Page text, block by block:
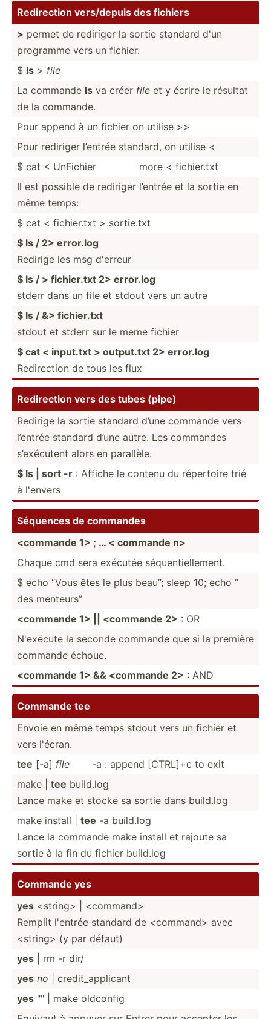
Redire­ction vers/d­epuis des fichiers
> permet de rediriger la sortie standard d'un
programme vers un fichier.
$ ls > file
La commande ls va créer file et y écrire le résultat
de la commande.
Pour append à un fichier on utilise >>
Pour rediriger l’entrée standard, on utilise <
$ cat < UnFichier
more < fichie­r.txt
Il est possible de rediriger l’entrée et la sortie en
même temps:
$ cat < fichie­r.txt > sortie.txt
$ ls / 2> error.log
Redirige les msg d'erreur
$ ls / > fichie­r.txt 2> error.log
stderr dans un file et stdout vers un autre
$ ls / &> fichie­r.txt
stdout et stderr sur le meme fichier
$ cat < input.txt > output.txt 2> error.log
Redire­ction de tous les flux
Redire­ction vers des tubes (pipe)
Redirige la sortie standard d’une commande vers
l’entrée standard d’une autre. Les commandes
s’exéc­utent alors en parallèle.
$ ls | sort -r : Affiche le contenu du répertoire trié
à l'envers
Séquences de commandes
<co­mmande 1> ; … < commande n>
Chaque cmd sera exécutée séquen­tie­lle­ment.
$ echo “Vous êtes le plus beau”; sleep 10; echo “
des menteurs”
<co­mmande 1> || <co­mmande 2> : OR
N'exécute la seconde commande que si la première
commande échoue.
<co­mmande 1> && <co­mmande 2> : AND
Commande tee
Envoie en même temps stdout vers un fichier et
vers l'écran.
tee [-a] file
-a : append [CTRL]+c to exit
make | tee build.log
Lance make et stocke sa sortie dans build.log
make install | tee -a build.log
Lance la commande make install et rajoute sa
sortie à la fin du fichier build.log
Commande yes
yes <st­rin­g> | <co­mma­nd>
Remplit l'entrée standard de <co­mma­nd> avec
<st­rin­g> (y par défaut)
yes | rm -r dir/
yes no | credit­_ap­plicant
yes "­" | make oldconfig